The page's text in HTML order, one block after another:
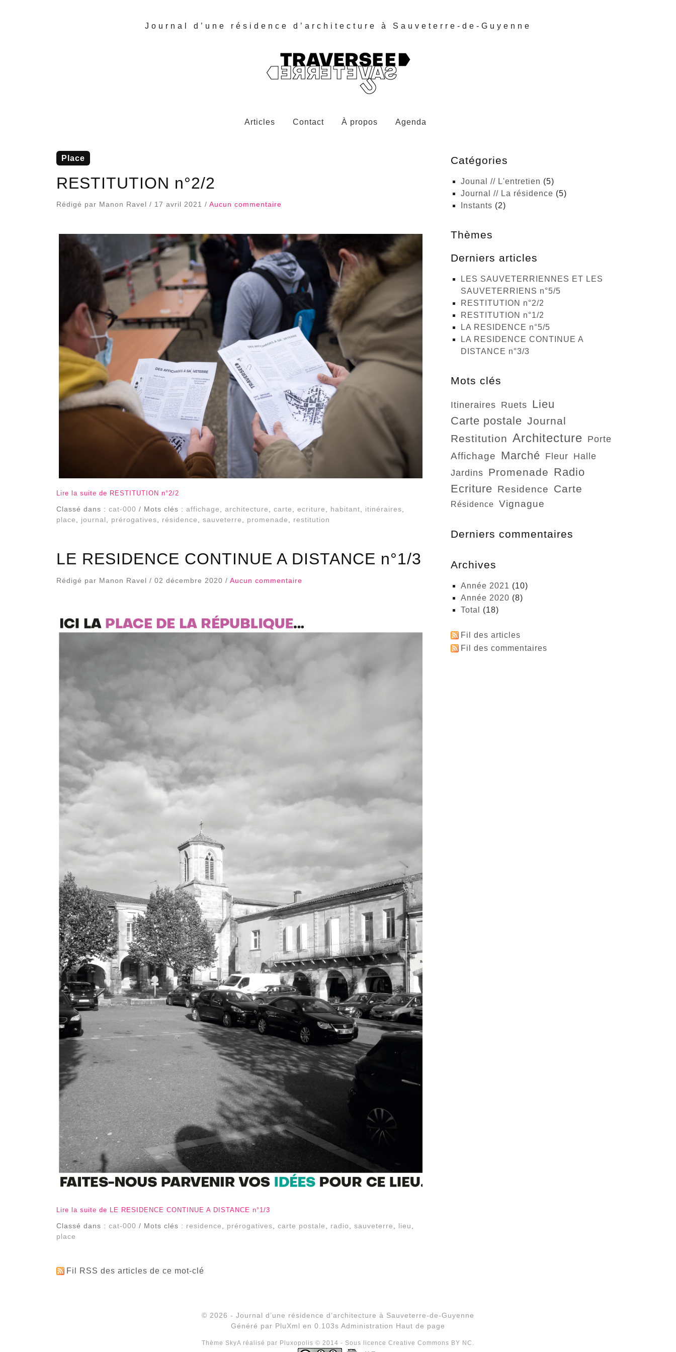
Journal d’une résidence d’architecture à Sauveterre-de-Guyenne
Articles Contact À propos Agenda
place
RESTITUTION n°2/2
Rédigé par Manon Ravel / 17 avril 2021 / Aucun commentaire
Lire la suite de RESTITUTION n°2/2
Classé dans : cat-000 / Mots clés : affichage, architecture, carte, ecriture, habitant, itinéraires,
place, journal, prérogatives, résidence, sauveterre, promenade, restitution
LE RESIDENCE CONTINUE A DISTANCE n°1/3
Rédigé par Manon Ravel / 02 décembre 2020 / Aucun commentaire
Lire la suite de LE RESIDENCE CONTINUE A DISTANCE n°1/3
Classé dans : cat-000 / Mots clés : residence, prérogatives, carte postale, radio, sauveterre, lieu,
place
Fil RSS des articles de ce mot-clé
Catégories
Jounal // L'entretien (5)
Journal // La résidence (5)
Instants (2)
Thèmes
Derniers articles
LES SAUVETERRIENNES ET LES
SAUVETERRIENS n°5/5
RESTITUTION n°2/2
RESTITUTION n°1/2
LA RESIDENCE n°5/5
LA RESIDENCE CONTINUE A
DISTANCE n°3/3
Mots clés
itineraires ruets
lieu
carte postale
journal
restitution
architecture porte
affichage marché fleur
halle
jardins
promenade
radio
ecriture
residence carte
résidence vignague
Derniers commentaires
Archives
année 2021 (10)
année 2020 (8)
total (18)
Fil des articles
Fil des commentaires
© 2026 - Journal d’une résidence d’architecture à Sauveterre-de-Guyenne
Généré par PluXml en 0.103s Administration Haut de page
Thème SkyA réalisé par Pluxopolis © 2014 - Sous licence Creative Commons BY NC.